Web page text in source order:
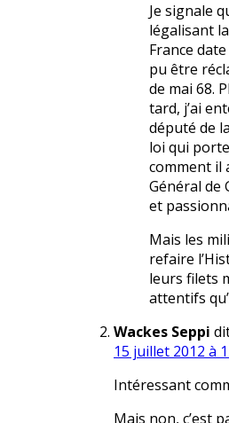
Je signale
légalisant
France
pu être
de mai 68.
tard, j’ai
député de
loi qui
comment il
Général de
et
Mais les
refaire
leurs filets
attentifs
Wackes Seppi
15 juillet 2012 à
Intéressant
Mais non, c’est